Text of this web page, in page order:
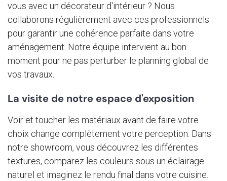
vous avec un décorateur d'intérieur ? Nous
collaborons régulièrement avec ces professionnels
pour garantir une cohérence parfaite dans votre
aménagement. Notre équipe intervient au bon
moment pour ne pas perturber le planning global de
vos travaux.
La visite de notre espace d'exposition
Voir et toucher les matériaux avant de faire votre
choix change complètement votre perception. Dans
notre showroom, vous découvrez les différentes
textures, comparez les couleurs sous un éclairage
naturel et imaginez le rendu final dans votre cuisine.